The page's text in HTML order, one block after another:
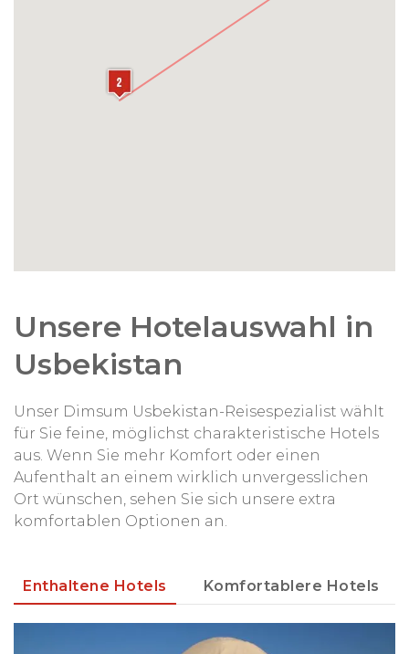
Unsere Hotelauswahl in
Usbekistan
Unser Dimsum Usbekistan-Reisespezialist wählt
für Sie feine, möglichst charakteristische Hotels
aus. Wenn Sie mehr Komfort oder einen
Aufenthalt an einem wirklich unvergesslichen
Ort wünschen, sehen Sie sich unsere extra
komfortablen Optionen an.
Enthaltene Hotels Komfortablere Hotels